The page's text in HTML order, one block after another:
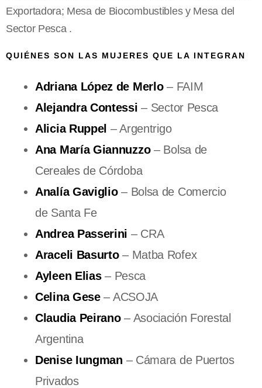
Exportadora; Mesa de Biocombustibles y Mesa del
Sector Pesca .
QUIÉNES SON LAS MUJERES QUE LA INTEGRAN
Adriana López de Merlo– FAIM
Alejandra Contessi – Sector Pesca
Alicia Ruppel – Argentrigo
Ana María Giannuzzo– Bolsa de
Cereales de Córdoba
Analía Gaviglio– Bolsa de Comercio
de Santa Fe
Andrea Passerini – CRA
Araceli Basurto– Matba Rofex
Ayleen Elias– Pesca
Celina Gese– ACSOJA
Claudia Peirano– Asociación Forestal
Argentina
Denise Iungman – Cámara de Puertos
Privados